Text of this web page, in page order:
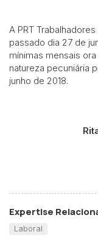
A PRT
passado dia 27 de
mínimas mensais
natureza pecuniária
junho de 2018.
Expertise
Laboral